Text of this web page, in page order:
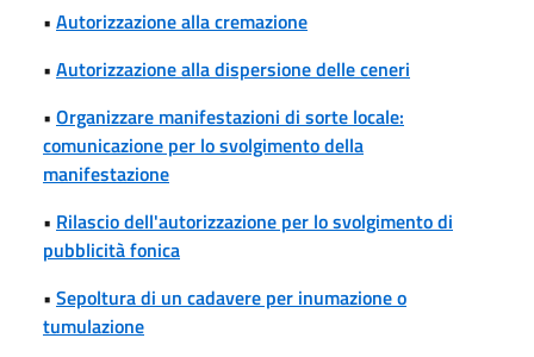
• Autorizzazione alla cremazione
• Autorizzazione alla dispersione delle ceneri
• Organizzare manifestazioni di sorte locale:
comunicazione per lo svolgimento della
manifestazione
• Rilascio dell'autorizzazione per lo svolgimento di
pubblicità fonica
• Sepoltura di un cadavere per inumazione o
tumulazione